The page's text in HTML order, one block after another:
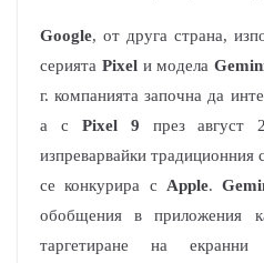
Google, от друга страна,
серията Pixel и модела
г. компанията започна да
а с Pixel 9 през август
изпреварвайки традиционния
се конкурира с Apple.
обобщения в приложения
таргетиране на